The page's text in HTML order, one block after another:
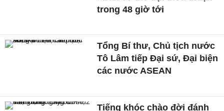
trong 48 giờ tới
Tổng Bí thư, Chủ tịch nước
Tô Lâm tiếp Đại sứ, Đại biện
các nước ASEAN
Tiếng khóc chào đời đánh